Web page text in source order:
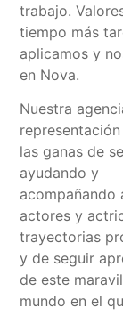
trabajo.
tiempo más
aplicamos y
en Nova.
Nuestra
las ganas de
ayudando y
acompañando
actores y
trayectorias
y de seguir
de este
mundo en el